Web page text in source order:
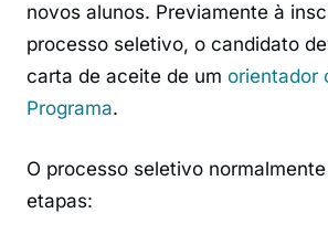
novos alunos. Previamente à
processo seletivo, o candidato
carta de aceite de um orientador
Programa.
O processo seletivo
etapas: